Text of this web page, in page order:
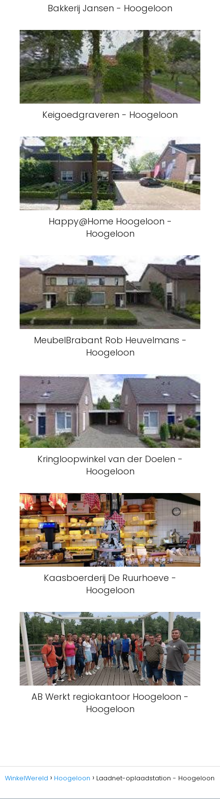
Bakkerij Jansen - Hoogeloon
Keigoedgraveren - Hoogeloon
Happy@Home Hoogeloon -
Hoogeloon
MeubelBrabant Rob Heuvelmans -
Hoogeloon
Kringloopwinkel van der Doelen -
Hoogeloon
Kaasboerderij De Ruurhoeve -
Hoogeloon
AB Werkt regiokantoor Hoogeloon -
Hoogeloon
WinkelWereld Hoogeloon Laadnet-oplaadstation - Hoogeloon